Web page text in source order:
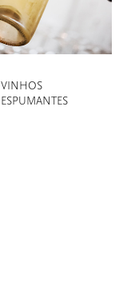
VINHOS
ESPUMANTES